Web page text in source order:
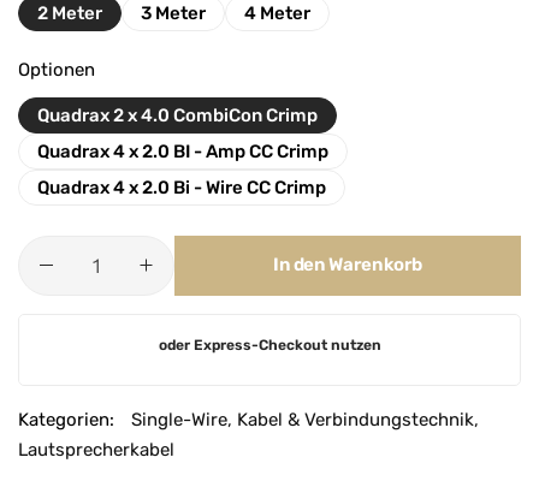
2 Meter 3 Meter 4 Meter
Optionen
Quadrax 2 x 4.0 CombiCon Crimp
Quadrax 4 x 2.0 BI - Amp CC Crimp
Quadrax 4 x 2.0 Bi - Wire CC Crimp
In den Warenkorb
e
r
oder Express-Checkout nutzen
Kategorien: Single-Wire, Kabel & Verbindungstechnik,
Lautsprecherkabel